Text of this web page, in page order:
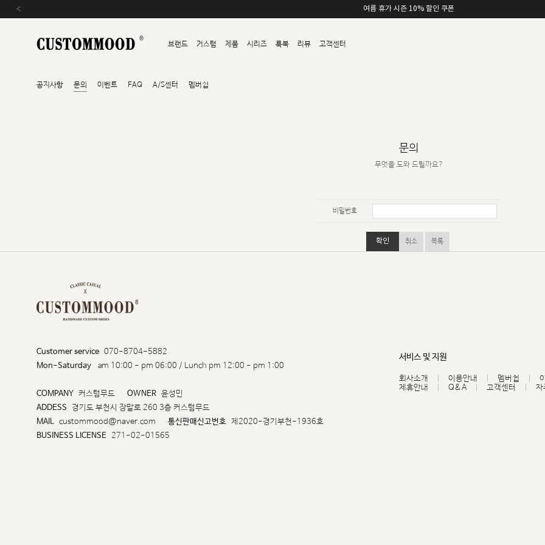
여름 휴가 시즌 10% 할인 쿠폰
‹
브랜드 커스텀 제품 시리즈 룩북 리뷰 고객센터
공지사항 문의 이벤트 FAQ A/S센터 멤버쉽
문의
무엇을 도와 드릴까요?
비밀번호
확인 취소 목록
Customer service 070-8704-5882
Mon-Saturday
am 10:00 - pm 06:00 / Lunch pm 12:00 - pm 1:00
COMPANY 커스텀무드 OWNER 윤성민
ADDESS
경기도 부천시 장말로 260 3층 커스텀무드
MAIL custommood@naver.com 통신판매신고번호 제2020-경기부천-1936호
BUSINESS LICENSE 271-02-01565
서비스 및 지원
회사소개 이용안내 멤버쉽
제휴안내
Q&A 고객센터 자